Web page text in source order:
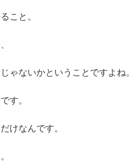
こと。
ゃないかということですよね。
す。
けなんです。